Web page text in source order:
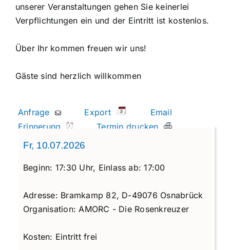
unserer Veranstaltungen gehen Sie keinerlei
Verpflichtungen ein und der Eintritt ist kostenlos.
Über Ihr kommen freuen wir uns!
Gäste sind herzlich willkommen
Anfrage Export
Email
Erinnerung
Termin drucken
Fr, 10.07.2026
Beginn: 17:30 Uhr, Einlass ab: 17:00
Adresse: Bramkamp 82, D-49076 Osnabrück
Organisation: AMORC - Die Rosenkreuzer
Kosten: Eintritt frei